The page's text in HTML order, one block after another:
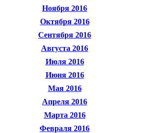
Ноября 2016
Октября 2016
Сентября 2016
Августа 2016
Июля 2016
Июня 2016
Мая 2016
Апреля 2016
Марта 2016
Февраля 2016